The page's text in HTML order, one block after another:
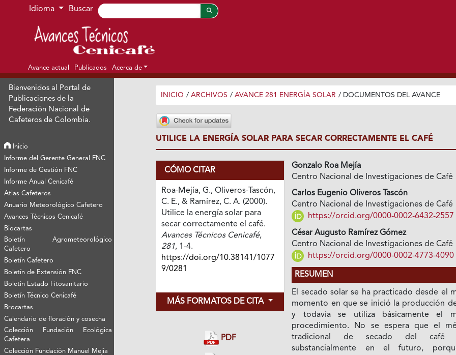
Ir al menú de navegación principal
Ir al contenido principal
Ir al pie de página del sitio
Idioma Buscar
Avance actual Publicados Acerca de
Bienvenidos al Portal de
Publicaciones de la
Federación Nacional de
Cafeteros de Colombia.
Inicio
Informe del Gerente General FNC
Informe de Gestión FNC
Informe Anual Cenicafé
Atlas Cafeteros
Anuario Meteorológico Cafetero
Avances Técnicos Cenicafé
Biocartas
Boletín Agrometeorológico
Cafetero
Boletín Cafetero
Boletín de Extensión FNC
Boletín Estado Fitosanitario
Boletín Técnico Cenicafé
Brocartas
Calendario de floración y cosecha
Colección Fundación Ecológica
Cafetera
Colección Fundación Manuel Mejía
INICIO / ARCHIVOS / AVANCE 281 ENERGÍA SOLAR / DOCUMENTOS DEL AVANCE
UTILICE LA ENERGÍA SOLAR PARA SECAR CORRECTAMENTE EL CAFÉ
CÓMO CITAR
Roa-Mejía, G., Oliveros-Tascón,
C. E., & Ramírez, C. A. (2000).
Utilice la energía solar para
secar correctamente el café.
Avances Técnicos Cenicafé,
281, 1-4.
https://doi.org/10.38141/1077
9/0281
MÁS FORMATOS DE CITA
PDF
Gonzalo Roa Mejía
Centro Nacional de Investigaciones de Café
Carlos Eugenio Oliveros Tascón
Centro Nacional de Investigaciones de Café
https://orcid.org/0000-0002-6432-2557
César Augusto Ramírez Gómez
Centro Nacional de Investigaciones de Café
https://orcid.org/0000-0002-4773-4090
RESUMEN
El secado solar se ha practicado desde el
momento en que se inició la producción
y todavía se utiliza básicamente el
procedimiento. No se espera que el
tradicional de secado del café
substancialmente en el futuro,